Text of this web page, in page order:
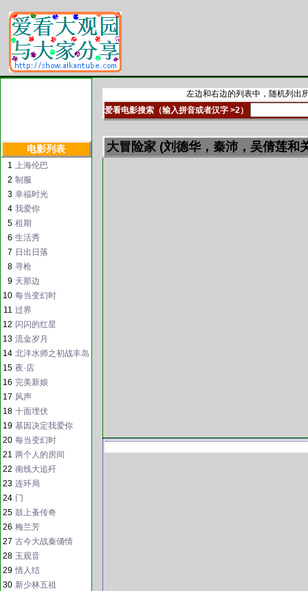
电影列表
1 上海伦巴
2 制服
3 幸福时光
4 我爱你
5 租期
6 生活秀
7 日出日落
8 寻枪
9 天那边
10 每当变幻时
11 过界
12 闪闪的红星
13 流金岁月
14 北洋水师之初战丰岛
15 夜·店
16 完美新娘
17 风声
18 十面埋伏
19 基因决定我爱你
20 每当变幻时
21 两个人的房间
22 南线大追歼
23 连环局
24 门
25 鼓上蚤传奇
26 梅兰芳
27 古今大战秦俑情
28 玉观音
29 情人结
30 新少林五祖
左边和右边的列表中，随机列出
爱看电影搜索（输入拼音或者汉字 >2）
大冒险家 (刘德华，秦沛，吴倩莲和